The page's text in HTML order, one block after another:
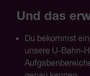
Und das
Du bekommst
unsere U-Bahn-